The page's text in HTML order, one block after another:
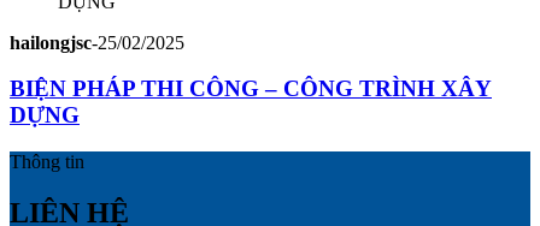
hailongjsc-25/02/2025
BIỆN PHÁP THI CÔNG – CÔNG TRÌNH XÂY
DỰNG
Thông tin
LIÊN HỆ